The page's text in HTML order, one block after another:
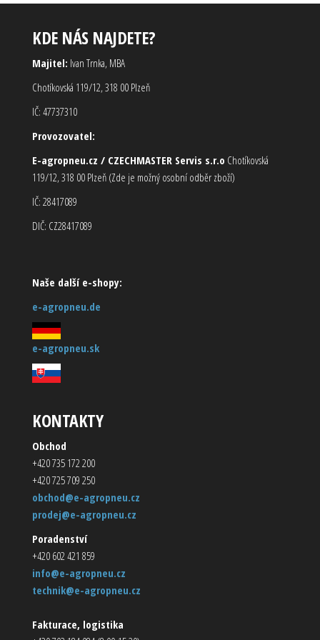
KDE NÁS NAJDETE?
Majitel: Ivan Trnka, MBA
Chotíkovská 119/12, 318 00 Plzeň
IČ: 47737310
Provozovatel:
E-agropneu.cz / CZECHMASTER Servis s.r.o Chotíkovská
119/12, 318 00 Plzeň (Zde je možný osobní odběr zboží)
IČ: 28417089
DIČ: CZ28417089
Naše další e-shopy:
e-agropneu.de
e-agropneu.sk
KONTAKTY
Obchod
+420 735 172 200
+420 725 709 250
obchod@e-agropneu.cz
prodej@e-agropneu.cz
Poradenství
+420 602 421 859
info@e-agropneu.cz
technik@e-agropneu.cz
Fakturace, logistika